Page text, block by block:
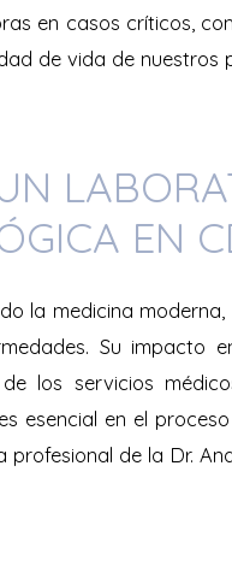
en casos críticos,
de vida de nuestros
EN
la medicina
Su impacto
los servicios
esencial en el
de la Dr.